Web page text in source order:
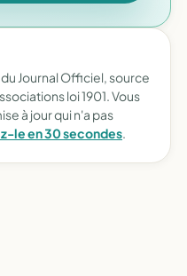
Journal Officiel, source
loi 1901. Vous
à jour qui n'a pas
le en 30 secondes.